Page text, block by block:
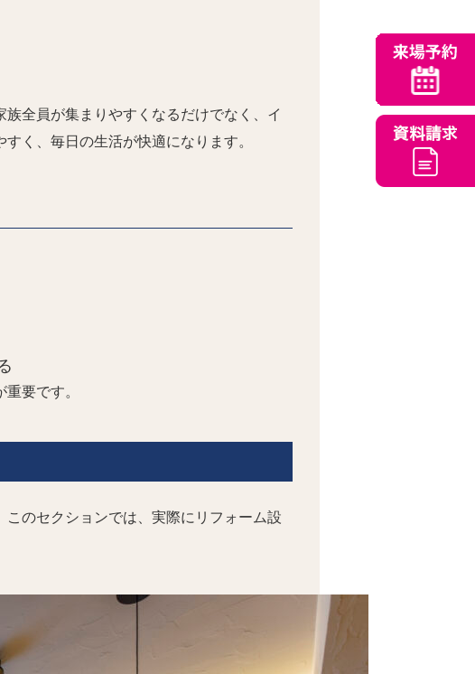
全員が集まりやすくなるだけでなく、イ
く、毎日の生活が快適になります。
要です。
のセクションでは、実際にリフォーム設